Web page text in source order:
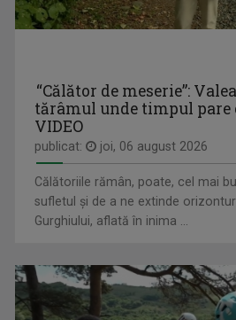
CULT@RT
Emisiunea CULT@rt își propune să aducă
DAN TROFIN
Din 1993, la TVR Iaşi lucrează ca ...
“Călător de meserie”:
tărâmul unde timpul pare
VIDEO
publicat: joi, 06 august 2026
Călătoriile rămân, poate, cel mai
sufletul și de a ne extinde
Gurghiului, aflată în inima ...